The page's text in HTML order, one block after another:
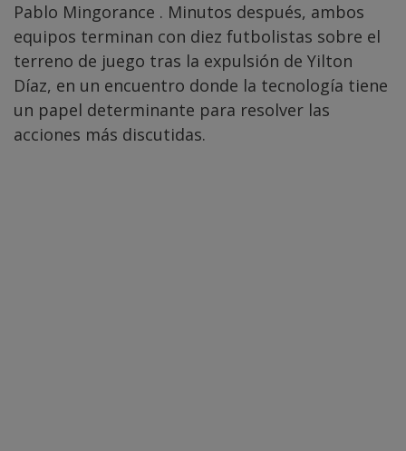
Pablo Mingorance . Minutos después, ambos
equipos terminan con diez futbolistas sobre el
terreno de juego tras la expulsión de Yilton
Díaz, en un encuentro donde la tecnología tiene
un papel determinante para resolver las
acciones más discutidas.